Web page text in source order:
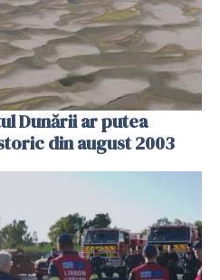
Dunării ar putea
din august 2003